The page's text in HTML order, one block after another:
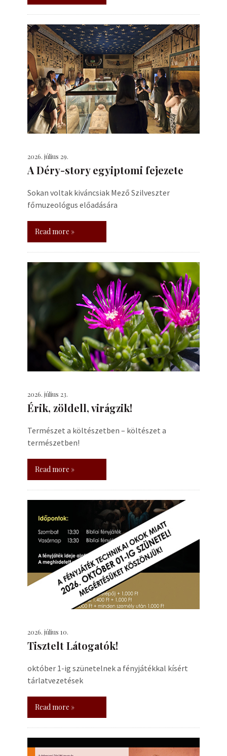
2026. július 29.
A Déry-story egyiptomi fejezete
Sokan voltak kiváncsiak Mező Szilveszter
főmuzeológus előadására
Read more »
2026. július 23.
Érik, zöldell, virágzik!
Természet a költészetben – költészet a
természetben!
Read more »
2026. július 10.
Tisztelt Látogatók!
október 1-ig szünetelnek a fényjátékkal kísért
tárlatvezetések
Read more »